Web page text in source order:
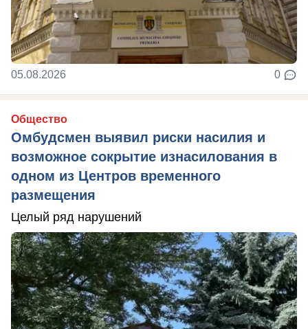
05.08.2026 0
Общество
Омбудсмен выявил риски насилия и
возможное сокрытие изнасилования в
одном из Центров временного
размещения
Целый ряд нарушений